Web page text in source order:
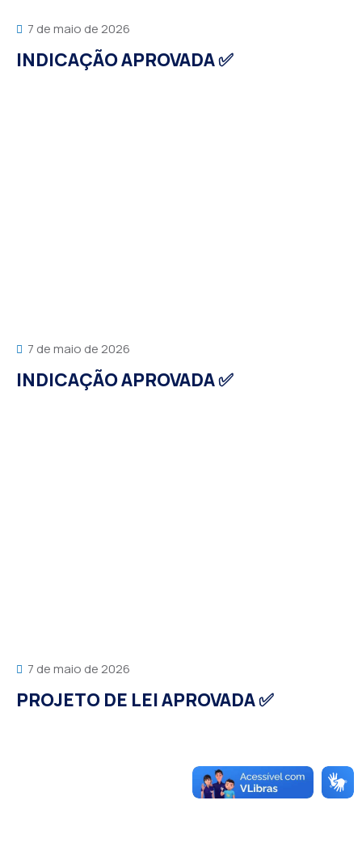
7 de maio de 2026
INDICAÇÃO APROVADA ✅
7 de maio de 2026
INDICAÇÃO APROVADA ✅
7 de maio de 2026
PROJETO DE LEI APROVADA ✅